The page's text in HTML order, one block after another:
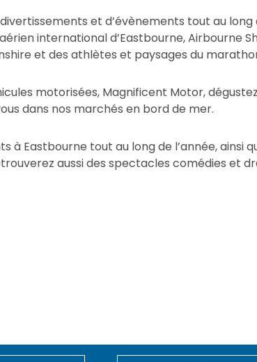
et d’évènements tout au long
international d’Eastbourne, Airbourne
et des athlètes et paysages du
motorisées, Magnificent Motor,
dans nos marchés en bord de mer.
à Eastbourne tout au long de l’année, ainsi
aussi des spectacles comédies et